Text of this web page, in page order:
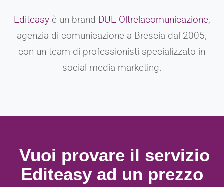
Editeasyè un brand DUE Oltrelacomunicazione,
agenzia di comunicazione a Brescia dal 2005,
con un team di professionisti specializzato in
social media marketing.
Vuoi provare il servizio
Editeasy ad un prezzo